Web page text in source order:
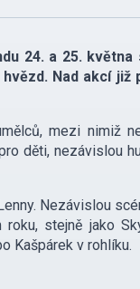
24. a 25.
Nad akcí již
mezi nimiž
děti, nezávislou
Nezávislou
stejně jako
Kašpárek v rohlíku.